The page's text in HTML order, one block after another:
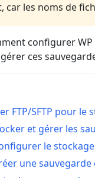
car les noms de
configurer
gérer ces
FTP/SFTP pour le
et gérer les
le
une